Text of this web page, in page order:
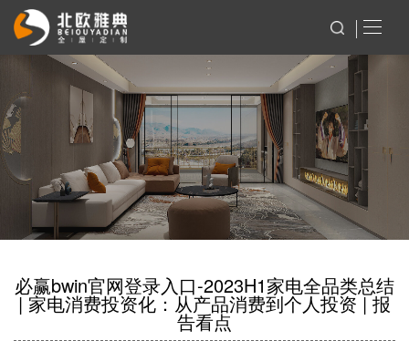
必赢bwin官网登录入口-2023H1家电全品类总结
| 家电消费投资化：从产品消费到个人投资 | 报
告看点